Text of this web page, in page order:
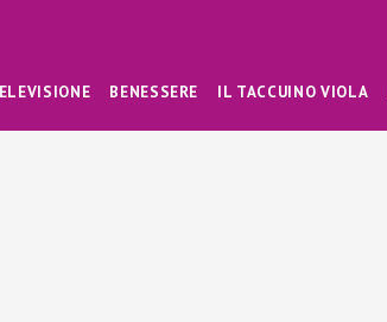
BENESSERE IL TACCUINO VIOLA